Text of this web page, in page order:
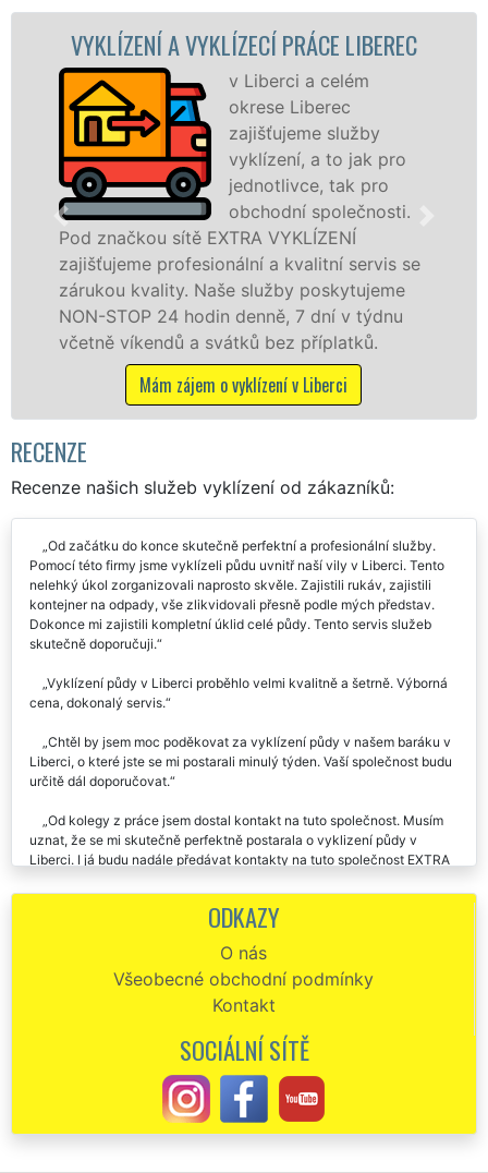
A VYKLÍZECÍ PRÁCE LIBEREC
v Liberci a celém
okrese Liberec
zajišťujeme služby
vyklízení, a to jak pro
jednotlivce, tak pro
obchodní společnosti.
sítě EXTRA VYKLÍZENÍ
profesionální a kvalitní servis se
Naše služby poskytujeme
24 hodin denně, 7 dní v týdnu
a svátků bez příplatků.
zájem o vyklízení v Liberci
jak
zárukou
STOP bez
RECENZE
Recenze našich služeb vyklízení od zákazníků:
Od začátku do konce skutečně perfektní a profesionální služby.
Pomocí této firmy jsme vyklízeli půdu uvnitř naší vily v Liberci. Tento
nelehký úkol zorganizovali naprosto skvěle. Zajistili rukáv, zajistili
kontejner na odpady, vše zlikvidovali přesně podle mých představ.
Dokonce mi zajistili kompletní úklid celé půdy. Tento servis služeb
skutečně doporučuji.
Vyklízení půdy v Liberci proběhlo velmi kvalitně a šetrně. Výborná
cena, dokonalý servis.
Chtěl by jsem moc poděkovat za vyklízení půdy v našem baráku v
Liberci, o které jste se mi postarali minulý týden. Vaší společnost budu
určitě dál doporučovat.
Od kolegy z práce jsem dostal kontakt na tuto společnost. Musím
uznat, že se mi skutečně perfektně postarala o vyklizení půdy v
Liberci. I já budu nadále předávat kontakty na tuto společnost EXTRA
Ve čtvrtek jste mi zajišťovali vyklízení půdy v Liberci. Chtěl by sem
Určitě si nechám uložené vaše telefonní číslo a v případě potřeby vás
opět velmi rád využiju.
Naprosto perfektní splnění mé objednávky na vyklizení půdy v
Liberci. Všechno zajistili, o nic jsem se nemusel starat. Rozhodně
Společnost EXTRA SLUŽBY je skutečně asi nejlepší vyklízecí
společnost v naší republice. V pondělí mi zajišťovali dosti složité
vyklízení půdy v našem domě v Liberci a musím uznat, že vše
ODKAZY
O nás
Všeobecné obchodní podmínky
Kontakt
SOCIÁLNÍ SÍTĚ